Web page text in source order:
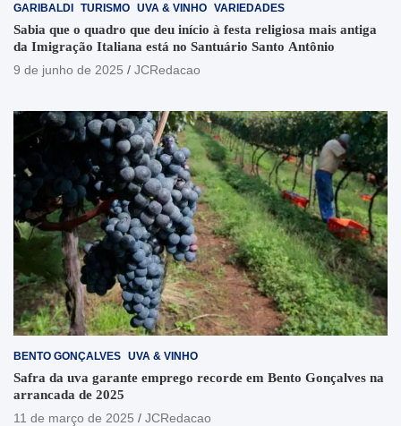
GARIBALDI TURISMO UVA & VINHO VARIEDADES
Sabia que o quadro que deu início à festa religiosa mais antiga
da Imigração Italiana está no Santuário Santo Antônio
9 de junho de 2025
JCRedacao
BENTO GONÇALVES UVA & VINHO
Safra da uva garante emprego recorde em Bento Gonçalves na
arrancada de 2025
11 de março de 2025
JCRedacao